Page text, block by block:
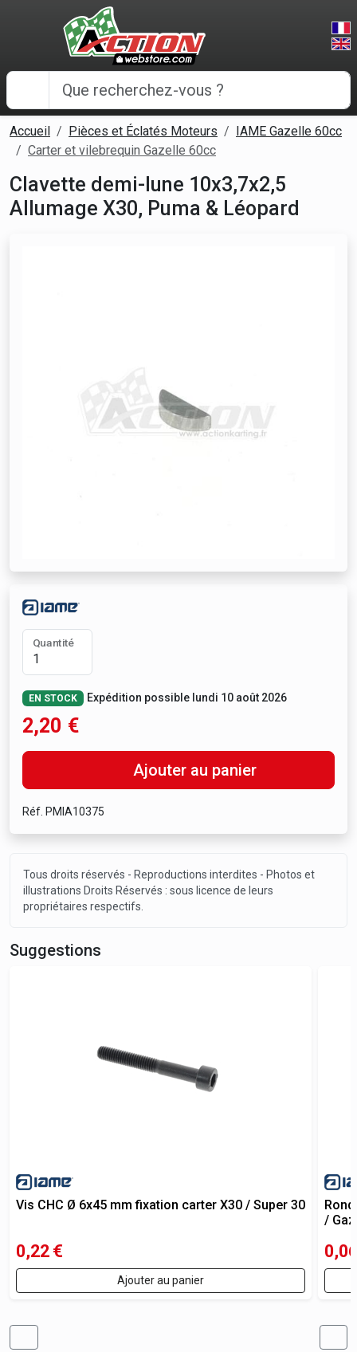
Panneau de gestion des cookies
Accueil Pièces et Éclatés Moteurs
IAME Gazelle 60cc
Carter et vilebrequin Gazelle 60cc
Clavette demi-lune 10x3,7x2,5
Allumage X30, Puma & Léopard
Quantité
EN STOCK Expédition possible lundi 10 août 2026
2,20 €
Ajouter au panier
Réf. PMIA10375
Tous droits réservés - Reproductions interdites - Photos et
illustrations Droits Réservés : sous licence de leurs
propriétaires respectifs.
Suggestions
Vis CHC Ø 6x45 mm fixation carter X30 / Super 30
0,22 €
Ajouter au panier
/
0,06